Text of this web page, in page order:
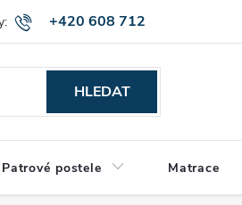
+420 608 712
Montáž a výnos zboží
HLEDAT
Patrové postele Matrace